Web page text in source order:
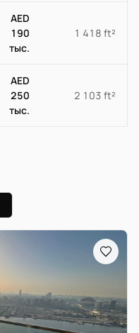
AED
190
тыс.
1 418 ft²
AED
250
тыс.
2 103 ft²